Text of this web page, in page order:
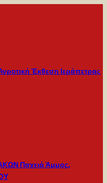
Έκθεση Ιεράπετρας
Παχειά Άμμος,